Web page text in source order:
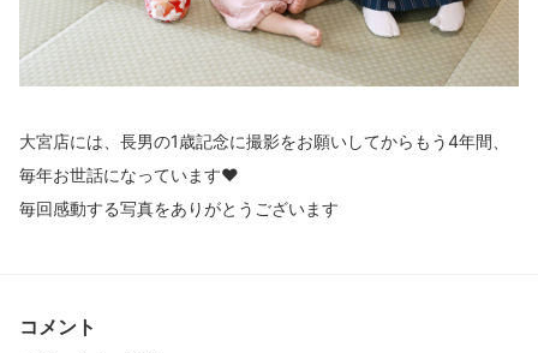
大宮店には、長男の1歳記念に撮影をお願いしてからもう4年間、
毎年お世話になっています❤️
毎回感動する写真をありがとうございます
コメント